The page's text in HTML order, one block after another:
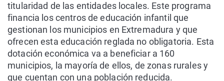
titularidad de las entidades locales. Este programa
financia los centros de educación infantil que
gestionan los municipios en Extremadura y que
ofrecen esta educación reglada no obligatoria. Esta
dotación económica va a beneficiar a 160
municipios, la mayoría de ellos, de zonas rurales y
que cuentan con una población reducida.